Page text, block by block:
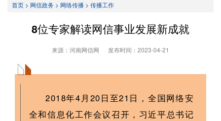
首页> 网信政务> 网络传播> 传播工作
8位专家解读网信事业发展新成就
来源：河南网信网 发布时间： 2023-04-21
2018年4月20日至21日，全国网络安
全和信息化工作会议召开，习近平总书记